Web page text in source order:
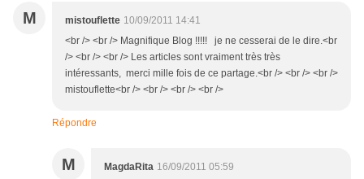
M mistouflette 10/09/2011 14:41
<br /> <br /> Magnifique Blog !!!!! je ne cesserai de le dire.<br
/> <br /> <br /> Les articles sont vraiment très très
intéressants, merci mille fois de ce partage.<br /> <br /> <br />
mistouflette<br /> <br /> <br /> <br />
Répondre
M MagdaRita 16/09/2011 05:59